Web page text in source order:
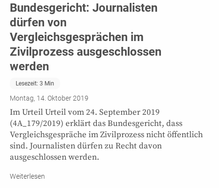
Bundesgericht: Journalisten
dürfen von
Vergleichsgesprächen im
Zivilprozess ausgeschlossen
werden
Lesezeit: 3 Min
Montag, 14. Oktober 2019
Im Urteil Urteil vom 24. September 2019
(4A_179/2019) erklärt das Bundesgericht, dass
Vergleichsgespräche im Zivilprozess nicht öffentlich
sind. Journalisten dürfen zu Recht davon
ausgeschlossen werden.
Weiterlesen